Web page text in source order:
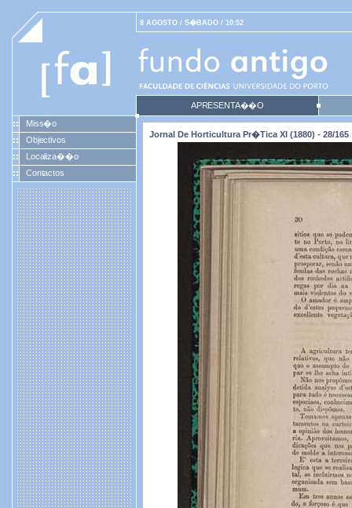
8 AGOSTO / S�BADO / 10:52
APRESENTA��O
Miss�o
Objectivos
Localiza��o
Contactos
Jornal De Horticultura Pr�tica XI (1880) - 28/165